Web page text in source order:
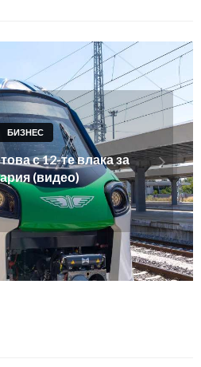
НОВИНИ
Мерц свика
съвет за
инцидента с дрон с
в Лайпциг